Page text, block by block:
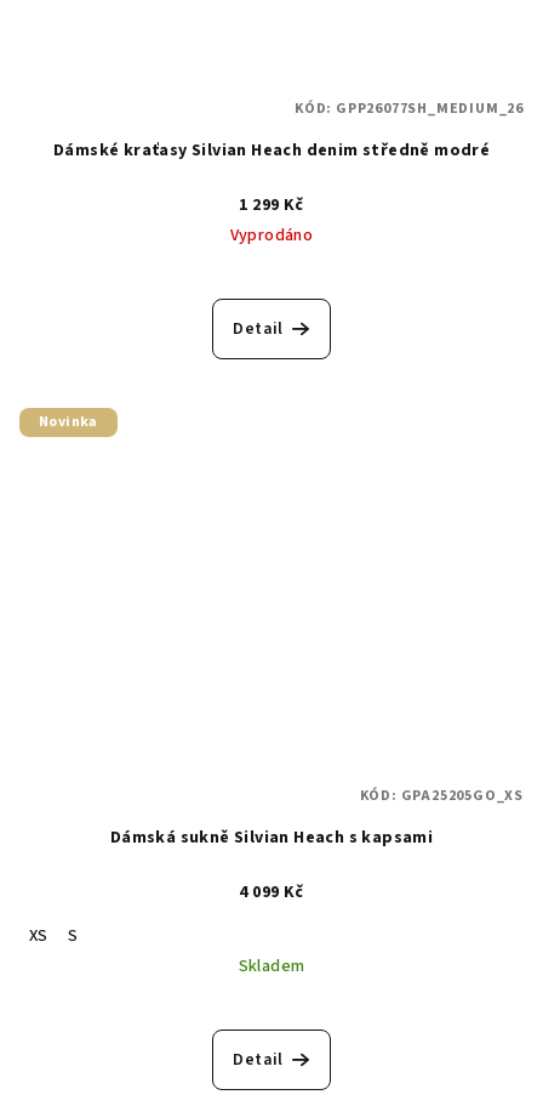
Dámské kraťasy Silvian Heach denim středně modré
1 299 Kč
Vyprodáno
Detail
KÓD: GPP26077SH_MEDIUM_26
Novinka
Dámská sukně Silvian Heach s kapsami
4 099 Kč
XS
S
Skladem
Detail
KÓD: GPA25205GO_XS